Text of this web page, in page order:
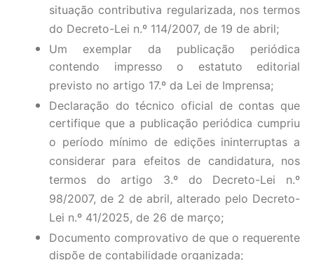
situação contributiva regularizada, nos termos
do Decreto-Lei n.º 114/2007, de 19 de abril;
Um exemplar da publicação periódica
contendo impresso o estatuto editorial
previsto no artigo 17.º da Lei de Imprensa;
Declaração do técnico oficial de contas que
certifique que a publicação periódica cumpriu
o período mínimo de edições ininterruptas a
considerar para efeitos de candidatura, nos
termos do artigo 3.º do Decreto-Lei n.º
98/2007, de 2 de abril, alterado pelo Decreto-
Lei n.º 41/2025, de 26 de março;
Documento comprovativo de que o requerente
dispõe de contabilidade organizada;